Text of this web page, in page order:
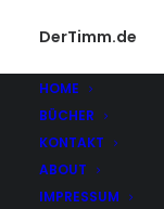
DerTimm.de
HOME
BÜCHER
KONTAKT
ABOUT
IMPRESSUM